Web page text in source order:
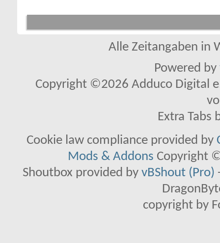
Alle Zeitangaben in
Powered by
Copyright ©2026 Adduco Digital
Extra Tabs
Cookie law compliance provided by
Mods & Addons Copyright
Shoutbox provided by vBShout (Pro)
copyright by